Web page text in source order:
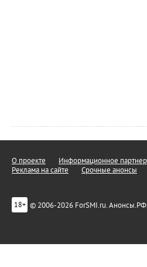
О проекте Информационное
Реклама на сайте
Срочные анонсы
18+ © 2006-2026 ForSMI.ru.